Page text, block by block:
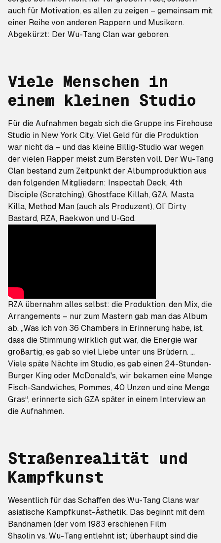
auch für Motivation, es allen zu zeigen – gemeinsam mit
einer Reihe von anderen Rappern und Musikern.
Abgekürzt: Der Wu-Tang Clan war geboren.
Viele Menschen in
einem kleinen Studio
Für die Aufnahmen begab sich die Gruppe ins Firehouse
Studio in New York City. Viel Geld für die Produktion
war nicht da – und das kleine Billig-Studio war wegen
der vielen Rapper meist zum Bersten voll. Der Wu-Tang
Clan bestand zum Zeitpunkt der Albumproduktion aus
den folgenden Mitgliedern: Inspectah Deck, 4th
Disciple (Scratching), Ghostface Killah, GZA, Masta
Killa, Method Man (auch als Produzent), Ol’ Dirty
Bastard, RZA, Raekwon und U-God.
RZA übernahm alles selbst: die Produktion, den Mix, die
Arrangements – nur zum Mastern gab man das Album
ab. „Was ich von 36 Chambers in Erinnerung habe, ist,
dass die Stimmung wirklich gut war, die Energie war
großartig, es gab so viel Liebe unter uns Brüdern. ...
Viele späte Nächte im Studio, es gab einen 24-Stunden-
Burger King oder McDonald's, wir bekamen eine Menge
Fisch-Sandwiches, Pommes, 40 Unzen und eine Menge
Gras“, erinnerte sich GZA später in einem Interview an
die Aufnahmen.
Straßenrealität und
Kampfkunst
Wesentlich für das Schaffen des Wu-Tang Clans war
asiatische Kampfkunst-Ästhetik. Das beginnt mit dem
Bandnamen (der vom 1983 erschienen Film
Shaolin vs. Wu-Tang entlehnt ist; überhaupt sind die